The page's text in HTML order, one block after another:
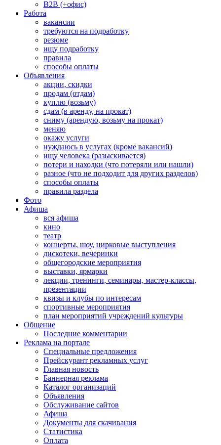
B2B (+офис)
Работа
вакансии
требуются на подработку
резюме
ищу подработку
правила
способы оплаты
Объявления
акции, скидки
продам (отдам)
куплю (возьму)
сдам (в аренду, на прокат)
сниму (арендую, возьму на прокат)
меняю
окажу услуги
нуждаюсь в услугах (кроме вакансий)
ищу человека (разыскивается)
потери и находки (что потеряли или нашли)
разное (что не подходит для других разделов)
способы оплаты
правила раздела
Фото
Афиша
вся афиша
кино
театр
концерты, шоу, цирковые выступления
дискотеки, вечеринки
общегородские мероприятия
выставки, ярмарки
лекции, тренинги, семинары, мастер-классы,
презентации
квизы и клубы по интересам
спортивные мероприятия
план мероприятий учреждений культуры
Общение
Последние комментарии
Реклама на портале
Специальные предложения
Прейскурант рекламных услуг
Главная новость
Баннерная реклама
Каталог организаций
Объявления
Обслуживание сайтов
Афиша
Документы для скачивания
Статистика
Оплата